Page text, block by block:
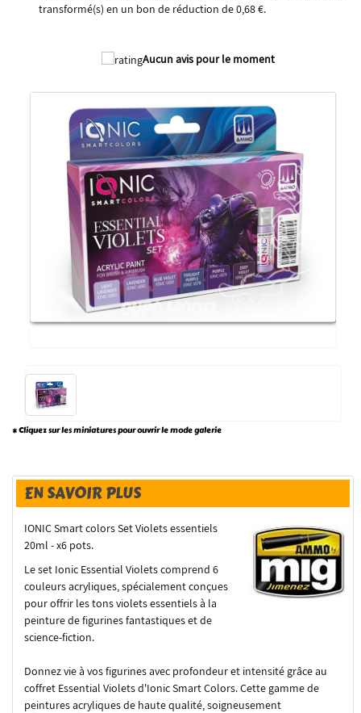
transformé(s) en un bon de réduction de0,68 €.
Aucun avis pour le moment
2025
* Cliquez sur les miniatures pour ouvrir le mode galerie
EN SAVOIR PLUS
IONIC Smart colors Set Violets essentiels
20ml - x6 pots.
Le set Ionic Essential Violets comprend 6
couleurs acryliques, spécialement conçues
pour offrir les tons violets essentiels à la
peinture de figurines fantastiques et de
science-fiction.
Donnez vie à vos figurines avec profondeur et intensité grâce au
coffret Essential Violets d'Ionic Smart Colors. Cette gamme de
peintures acryliques de haute qualité, soigneusement